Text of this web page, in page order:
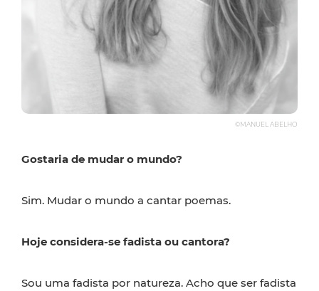
©MANUEL ABELHO
Gostaria de mudar o mundo?
Sim. Mudar o mundo a cantar poemas.
Hoje considera-se fadista ou cantora?
Sou uma fadista por natureza. Acho que ser fadista